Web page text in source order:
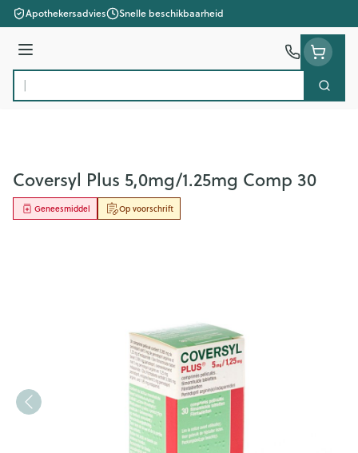
Ga naar de inhoud
Apothekersadvies Snelle beschikbaarheid
Menu
Product, merk, categorie...
Zoek
Coversyl Plus 5,0mg/1.25mg Comp 30
Op voorschrift
Geneesmiddel